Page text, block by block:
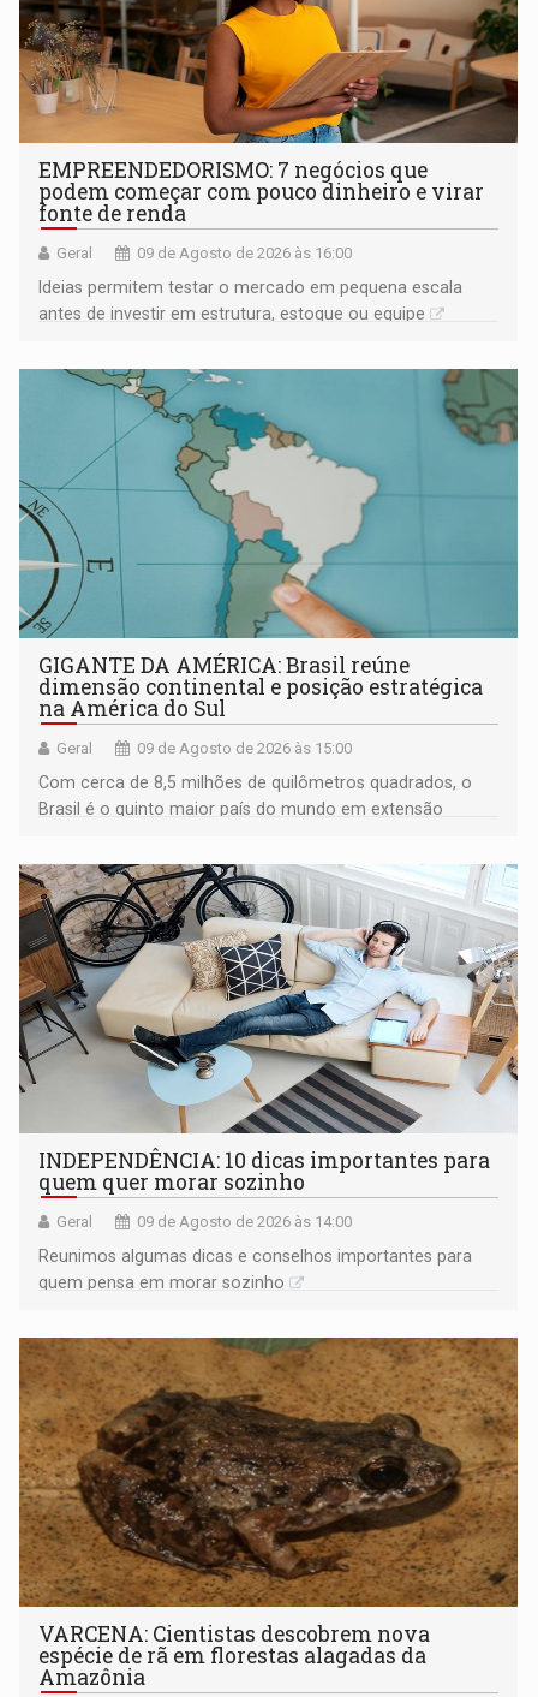
EMPREENDEDORISMO: 7 negócios que
podem começar com pouco dinheiro e virar
fonte de renda
Geral 09 de Agosto de 2026 às 16:00
Ideias permitem testar o mercado em pequena escala
antes de investir em estrutura, estoque ou equipe
GIGANTE DA AMÉRICA: Brasil reúne
dimensão continental e posição estratégica
na América do Sul
Geral 09 de Agosto de 2026 às 15:00
Com cerca de 8,5 milhões de quilômetros quadrados, o
Brasil é o quinto maior país do mundo em extensão
INDEPENDÊNCIA: 10 dicas importantes para
quem quer morar sozinho
Geral 09 de Agosto de 2026 às 14:00
Reunimos algumas dicas e conselhos importantes para
quem pensa em morar sozinho
VARCENA: Cientistas descobrem nova
espécie de rã em florestas alagadas da
Amazônia